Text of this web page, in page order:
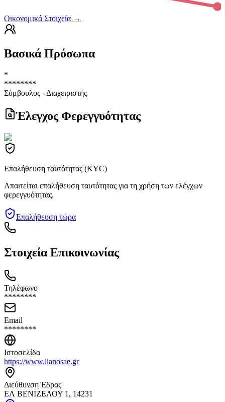
Οικονομικά Στοιχεία →
Βασικά Πρόσωπα
*
********
Σύμβουλος - Διαχειριστής
Έλεγχος Φερεγγυότητας
Επαλήθευση ταυτότητας (KYC)
Απαιτείται επαλήθευση ταυτότητας για τη χρήση των ελέγχων
φερεγγυότητας.
Επαλήθευση τώρα
Στοιχεία Επικοινωνίας
Τηλέφωνο
********
Email
********
Ιστοσελίδα
https://www.lianosae.gr
Διεύθυνση Έδρας
ΕΛ ΒΕΝΙΖΕΛΟΥ 1, 14231